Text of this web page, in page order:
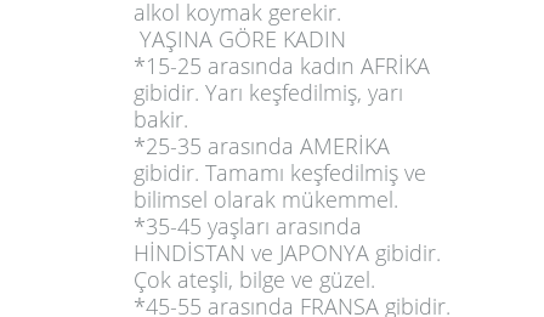
alkol koymak gerekir.
YAŞINA GÖRE KADIN
*15-25 arasında kadın AFRİKA
gibidir. Yarı keşfedilmiş, yarı
bakir.
*25-35 arasında AMERİKA
gibidir. Tamamı keşfedilmiş ve
bilimsel olarak mükemmel.
*35-45 yaşları arasında
HİNDİSTAN ve JAPONYA gibidir.
Çok ateşli, bilge ve güzel.
*45-55 arasında FRANSA gibidir.